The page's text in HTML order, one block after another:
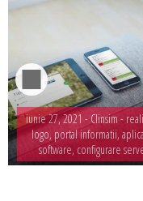
iunie 27, 2021 - Clinsim -
logo, portal informatii,
software, configurare